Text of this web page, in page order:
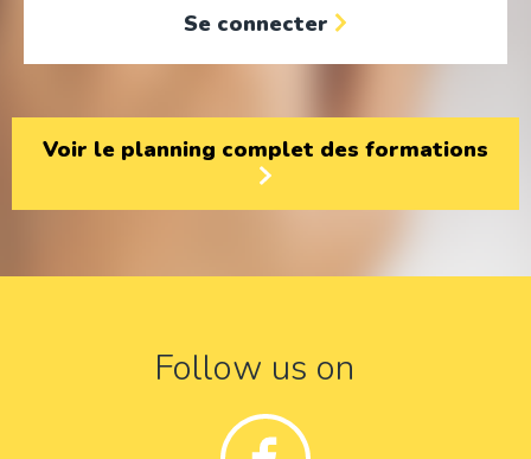
Se connecter
Voir le planning complet des formations
Follow us on
Facebook